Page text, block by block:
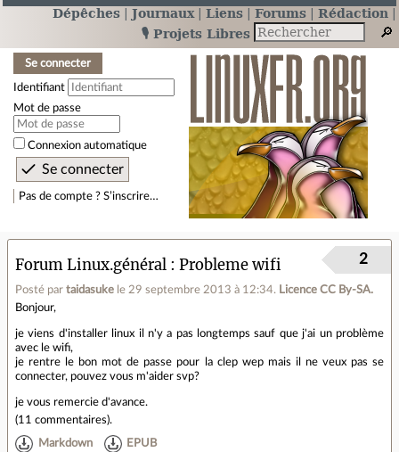
Dépêches Journaux Liens Forums
Rédaction
🎙️ Projets Libres
Se connecter
Identifiant
Mot de passe
Connexion automatique
Pas de compte ? S’inscrire…
Forum Linux.général Probleme wifi
Posté par taidasuke le 29 septembre 2013 à 12:34. Licence CC By‑SA.
2
Bonjour,
je viens d'installer linux il n'y a pas longtemps sauf que j'ai un problème
avec le wifi,
je rentre le bon mot de passe pour la clep wep mais il ne veux pas se
connecter, pouvez vous m'aider svp?
je vous remercie d'avance.
(11 commentaires).
Markdown EPUB